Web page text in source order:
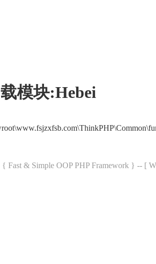
模块:Hebei
{ Fast & Simple OOP PHP Framework } -- [